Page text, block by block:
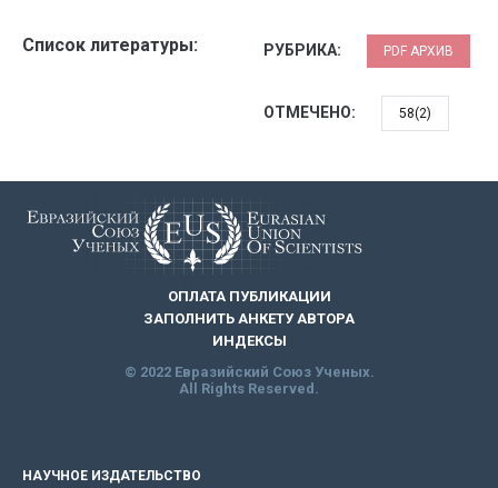
Список литературы: РУБРИКА: PDF АРХИВ
ОТМЕЧЕНО: 58(2)
ОПЛАТА ПУБЛИКАЦИИ
ЗАПОЛНИТЬ АНКЕТУ АВТОРА
ИНДЕКСЫ
© 2022 Евразийский Союз Ученых.
All Rights Reserved.
НАУЧНОЕ ИЗДАТЕЛЬСТВО